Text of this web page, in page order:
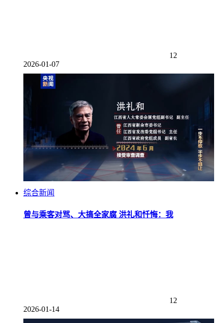
12
2026-01-07
综合新闻
曾与乘客对骂、大搞全家腐 洪礼和忏悔：我
12
2026-01-14